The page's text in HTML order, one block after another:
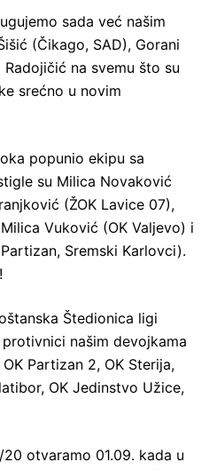
sada već našim
(Čikago, SAD), Gorani
na svemu što su
srećno u novim
popunio ekipu sa
su Milica Novaković
(ŽOK Lavice 07),
Vuković (OK Valjevo) i
Sremski Karlovci).
Štedionica ligi
našim devojkama
Partizan 2, OK Sterija,
OK Jedinstvo Užice,
otvaramo 01.09. kada u